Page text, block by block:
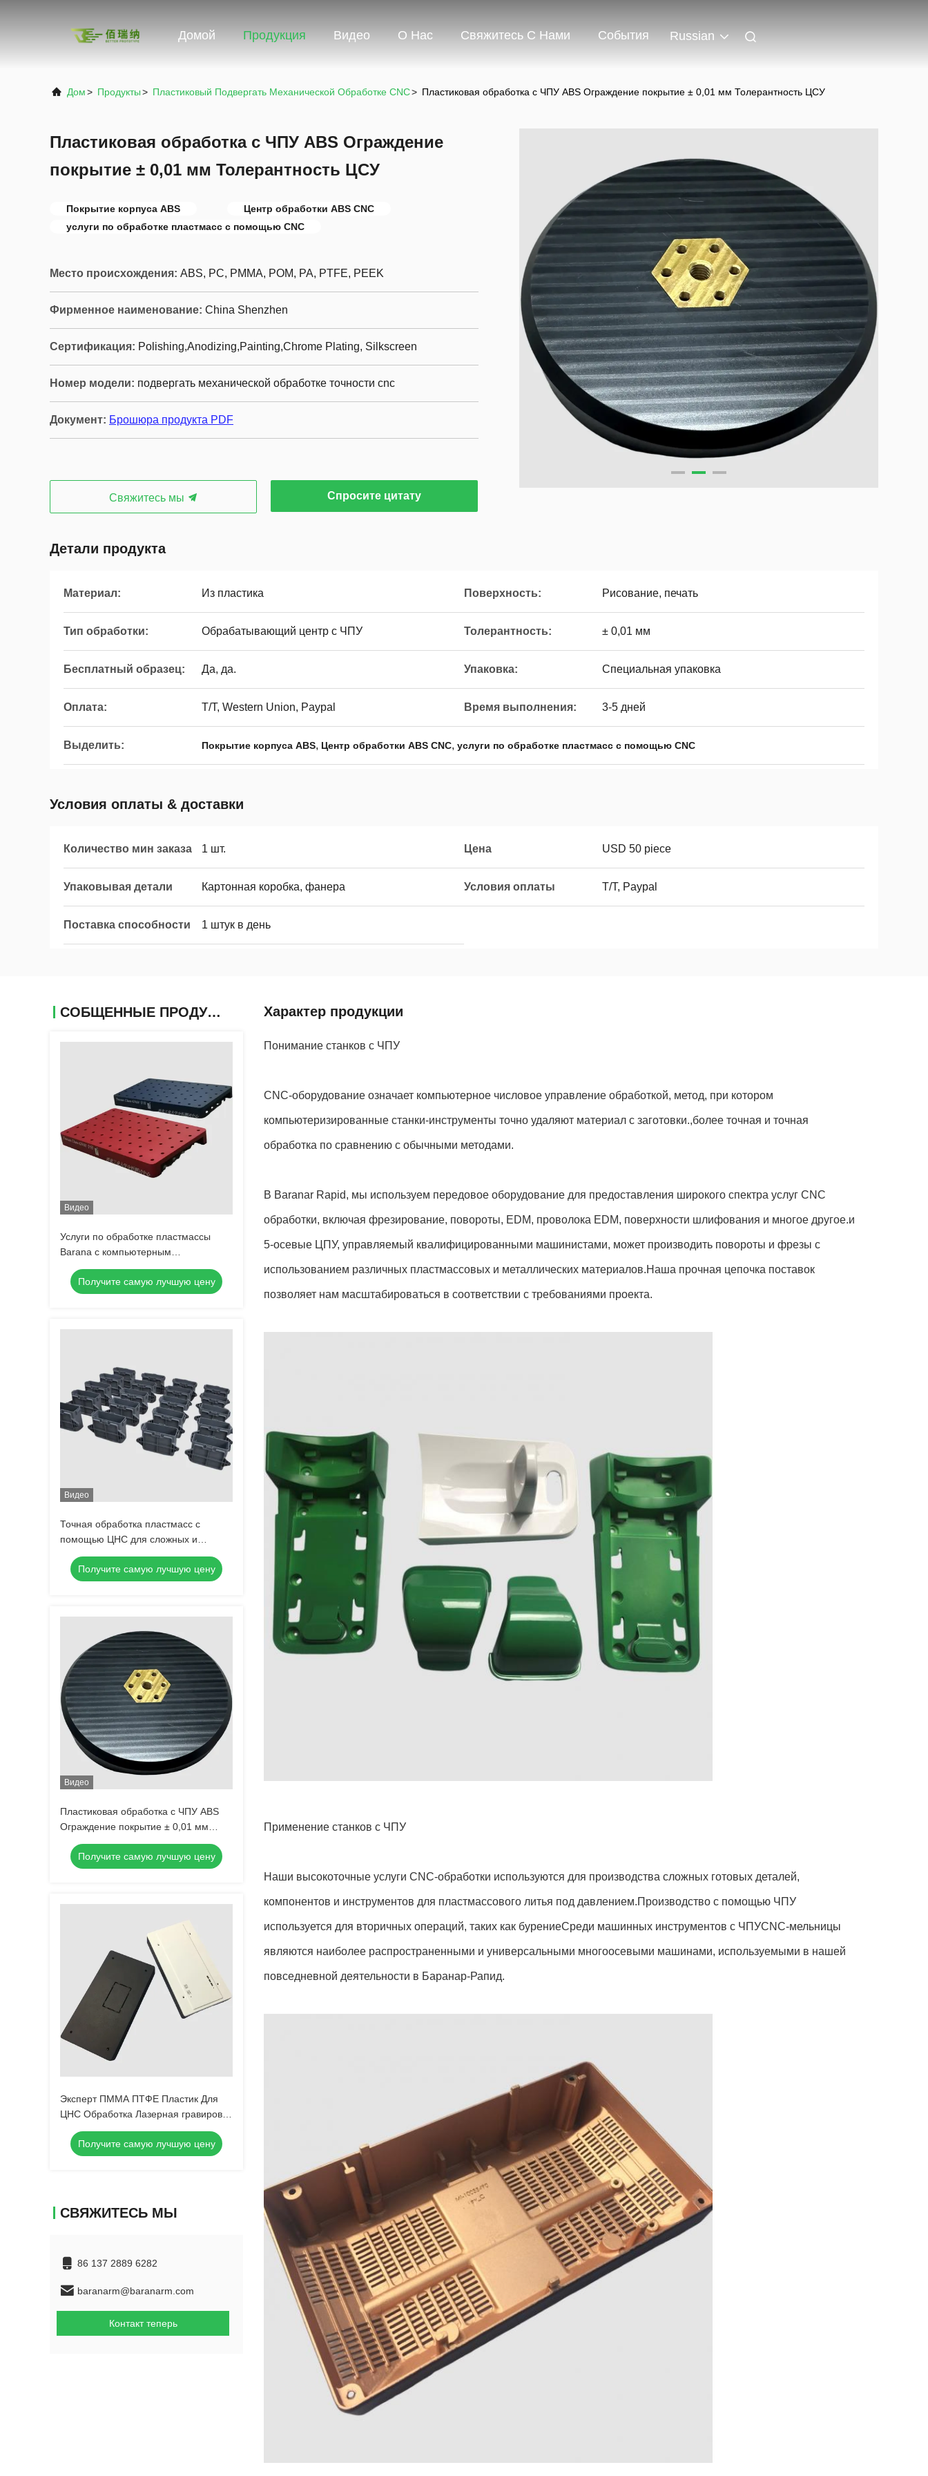
Домой Продукция Видео О Нас Свяжитесь С Нами События Russian
Дом> Продукты> Пластиковый Подвергать Механической Обработке CNC> Пластиковая обработка с ЧПУ ABS Ограждение покрытие ± 0,01 мм Толерантность ЦСУ
Пластиковая обработка с ЧПУ ABS Ограждение
покрытие ± 0,01 мм Толерантность ЦСУ
Покрытие корпуса ABS
Центр обработки ABS CNC
услуги по обработке пластмасс с помощью CNC
Место происхождения: ABS, PC, PMMA, POM, PA, PTFE, PEEK
Фирменное наименование: China Shenzhen
Сертификация: Polishing,Anodizing,Painting,Chrome Plating, Silkscreen
Номер модели: подвергать механической обработке точности cnc
Документ: Брошюра продукта PDF
Свяжитесь мы Спросите цитату
Детали продукта
Материал: Из пластика Поверхность: Рисование, печать
Тип обработки: Обрабатывающий центр с ЧПУ Толерантность: ± 0,01 мм
Бесплатный образец: Да, да. Упаковка: Специальная упаковка
Оплата: T/T, Western Union, Paypal Время выполнения: 3-5 дней
Выделить: Покрытие корпуса ABS, Центр обработки ABS CNC, услуги по обработке пластмасс с помощью CNC
Условия оплаты & доставки
Количество мин заказа 1 шт. Цена USD 50 piece
Упаковывая детали Картонная коробка, фанера Условия оплаты T/T, Paypal
Поставка способности 1 штук в день
СОБЩЕННЫЕ ПРОДУКТЫ
Видео
Услуги по обработке пластмассы
Barana с компьютерным
управлением
Получите самую лучшую цену
Видео
Точная обработка пластмасс с
помощью ЦНС для сложных и
запутанных деталей с помощью ЦНС
с использованием акриловых
Получите самую лучшую цену
Видео
Пластиковая обработка с ЧПУ ABS
Ограждение покрытие ± 0,01 мм
Толерантность ЦСУ
Получите самую лучшую цену
Эксперт ПММА ПТФЕ Пластик Для
ЦНС Обработка Лазерная гравировка
Точные и последовательные
результаты
Получите самую лучшую цену
СВЯЖИТЕСЬ МЫ
86 137 2889 6282
baranarm@baranarm.com
Контакт теперь
Характер продукции
Понимание станков с ЧПУ
CNC-оборудование означает компьютерное числовое управление обработкой, метод, при котором
компьютеризированные станки-инструменты точно удаляют материал с заготовки.,более точная и точная
обработка по сравнению с обычными методами.
В Baranar Rapid, мы используем передовое оборудование для предоставления широкого спектра услуг CNC
обработки, включая фрезирование, повороты, EDM, проволока EDM, поверхности шлифования и многое другое.и
5-осевые ЦПУ, управляемый квалифицированными машинистами, может производить повороты и фрезы с
использованием различных пластмассовых и металлических материалов.Наша прочная цепочка поставок
позволяет нам масштабироваться в соответствии с требованиями проекта.
Применение станков с ЧПУ
Наши высокоточные услуги CNC-обработки используются для производства сложных готовых деталей,
компонентов и инструментов для пластмассового литья под давлением.Производство с помощью ЧПУ
используется для вторичных операций, таких как бурениеСреди машинных инструментов с ЧПУCNC-мельницы
являются наиболее распространенными и универсальными многоосевыми машинами, используемыми в нашей
повседневной деятельности в Баранар-Рапид.